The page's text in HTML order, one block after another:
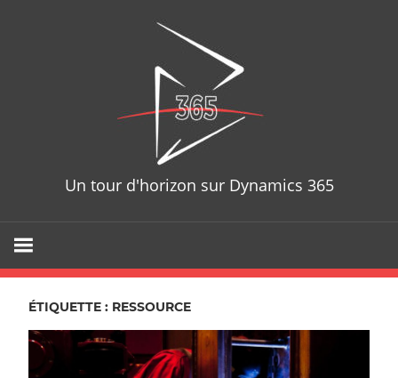
Un tour d'horizon sur Dynamics 365
ÉTIQUETTE : RESSOURCE